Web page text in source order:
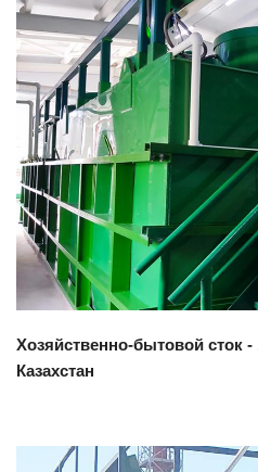
Смотреть
Хозяйственно-бытовой сток
Казахстан